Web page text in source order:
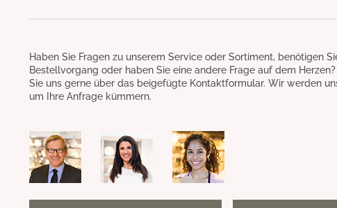
Haben Sie Fragen zu unserem Service oder Sortiment, benötigen
Bestellvorgang oder haben Sie eine andere Frage auf dem
Sie uns gerne über das beigefügte Kontaktformular. Wir werden
um Ihre Anfrage kümmern.